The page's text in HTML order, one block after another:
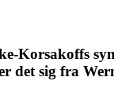
Korsakoffs
det sig fra